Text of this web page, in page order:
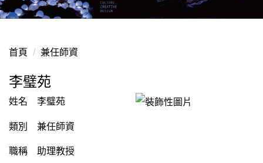
首頁 兼任師資
李璧苑
姓名 李璧苑
類別 兼任師資
職稱 助理教授